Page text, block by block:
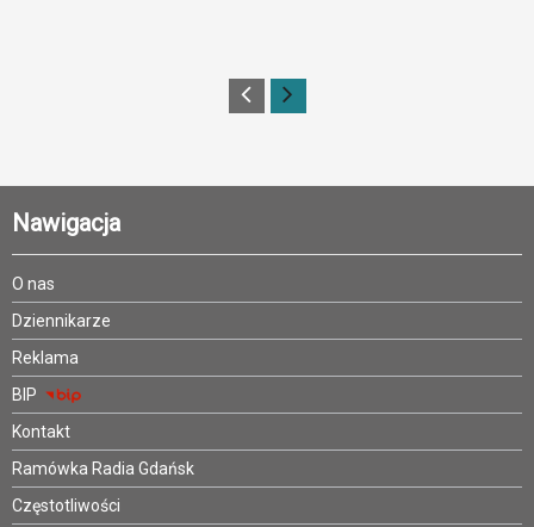
Nawigacja
O nas
Dziennikarze
Reklama
BIP
Kontakt
Ramówka Radia Gdańsk
Częstotliwości